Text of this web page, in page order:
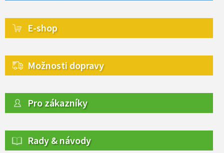
E-shop
Možnosti dopravy
Pro zákazníky
Rady & návody